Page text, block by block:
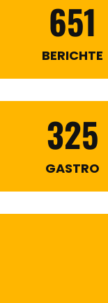
651
BERICHTE
325
GASTRO